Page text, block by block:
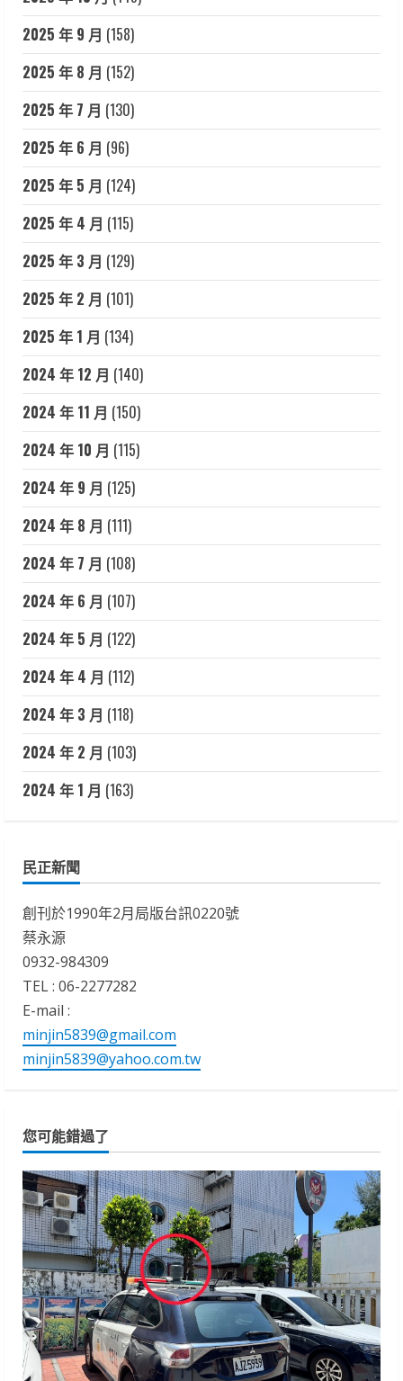
2025 年 9 月 (158)
2025 年 8 月 (152)
2025 年 7 月 (130)
2025 年 6 月 (96)
2025 年 5 月 (124)
2025 年 4 月 (115)
2025 年 3 月 (129)
2025 年 2 月 (101)
2025 年 1 月 (134)
2024 年 12 月 (140)
2024 年 11 月 (150)
2024 年 10 月 (115)
2024 年 9 月 (125)
2024 年 8 月 (111)
2024 年 7 月 (108)
2024 年 6 月 (107)
2024 年 5 月 (122)
2024 年 4 月 (112)
2024 年 3 月 (118)
2024 年 2 月 (103)
2024 年 1 月 (163)
民正新聞
創刊於1990年2月局版台訊0220號
蔡永源
0932-984309
TEL : 06-2277282
E-mail :
minjin5839@gmail.com
minjin5839@yahoo.com.tw
您可能錯過了